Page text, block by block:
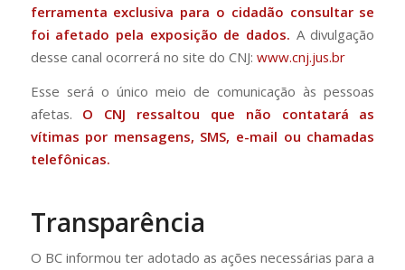
ferramenta exclusiva para o cidadão consultar se
foi afetado pela exposição de dados. A divulgação
desse canal ocorrerá no site do CNJ: www.cnj.jus.br
Esse será o único meio de comunicação às pessoas
afetas. O CNJ ressaltou que não contatará as
vítimas por mensagens, SMS, e-mail ou chamadas
telefônicas.
Transparência
O BC informou ter adotado as ações necessárias para a